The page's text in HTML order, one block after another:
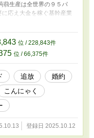
蒻生産は全世界の９５パ
応え大金を稼ぐ基幹産業
。 そして王太子とアッ
にゃく」復活は国の悲願
されたヘンリーは、王都
イライザもまた共に、名
種を育て上げなければな
の蒟蒻嫌いで……。 「新
は苦手な国民向けの言い
健康」 「そんな。宗教改
すよ」 それでも真剣さ
し手を携え……るうちに、
で甘いものが好きな元
ーライフ。 この話は他
位 / 228,843件
位 / 66,375件
追放
婚約
こんにゃく
登録日 2025.10.12